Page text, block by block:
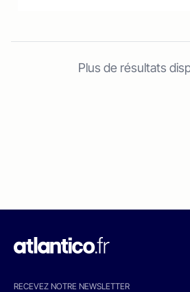
Plus de résultats
RECEVEZ NOTRE NEWSLETTER